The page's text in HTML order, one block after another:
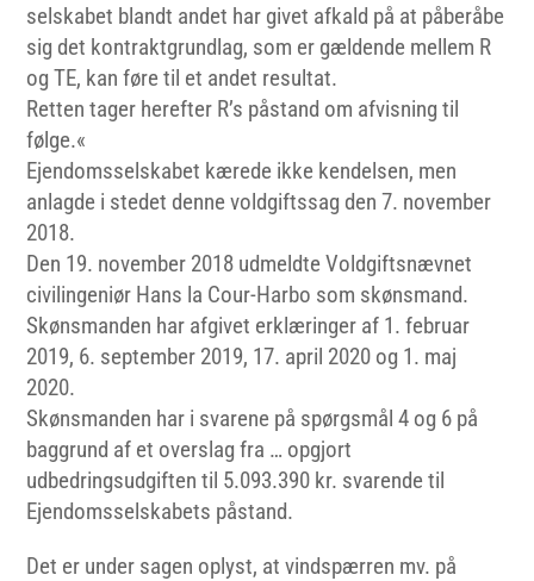
selskabet blandt andet har givet afkald på at påberåbe
sig det kontraktgrundlag, som er gældende mellem R
og TE, kan føre til et andet resultat.
Retten tager herefter R’s påstand om afvisning til
følge.«
Ejendomsselskabet kærede ikke kendelsen, men
anlagde i stedet denne voldgiftssag den 7. november
2018.
Den 19. november 2018 udmeldte Voldgiftsnævnet
civilingeniør Hans la Cour-Harbo som skønsmand.
Skønsmanden har afgivet erklæringer af 1. februar
2019, 6. september 2019, 17. april 2020 og 1. maj
2020.
Skønsmanden har i svarene på spørgsmål 4 og 6 på
baggrund af et overslag fra … opgjort
udbedringsudgiften til 5.093.390 kr. svarende til
Ejendomsselskabets påstand.
Det er under sagen oplyst, at vindspærren mv. på